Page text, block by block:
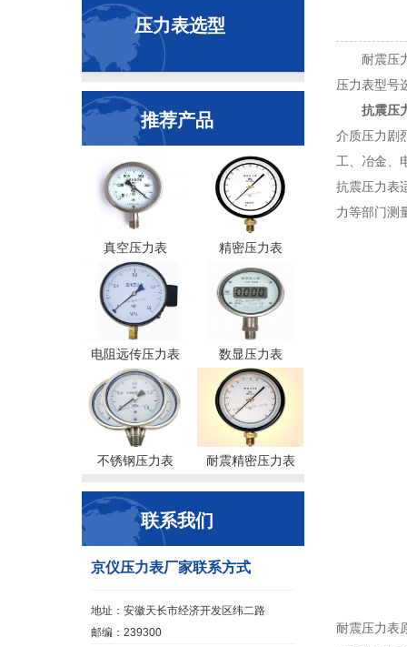
压力表选型
推荐产品
真空压力表 精密压力表
电阻远传压力表 数显压力表
不锈钢压力表 耐震精密压力表
联系我们
京仪压力表厂家联系方式
地址：安徽天长市经济开发区纬二路
邮编：239300
耐震压
压力表型号
抗震压
介质压力剧
工、冶金
抗震压力表
力等部门测
耐震压力表